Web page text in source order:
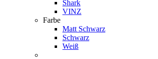
Shark
VINZ
Farbe
Matt Schwarz
Schwarz
Weiß